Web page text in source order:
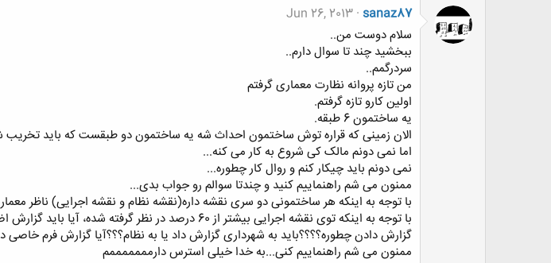
sanaz87
Jun 26, 2013
سلام دوست من..
ببخشید چند تا سوال دارم..
سردرگمم..
من تازه پروانه نظارت معماری گرفتم
اولین کارو تازه گرفتم.
یه ساختمون 6 طبقه.
الان زمینی که قراره توش ساختمون احداث شه یه ساختمون دو طبقست که باید تخریب
اما نمی دونم مالک کی شروع به کار می کنه...
نمی دونم باید چیکار کنم و روال کار چطوره...
ممنون می شم راهنماییم کنید و چندتا سوالم رو جواب بدی...
با توجه به اینکه هر ساختمونی دو سری نقشه داره(نقشه نظام و نقشه اجرایی) ناظر
با توجه به اینکه توی نقشه اجرایی بیشتر از 60 درصد در نظر گرفته شده، آیا باید گزارش اضافه زیربنا رو به شهرداری اعلام کنم؟
گزارش دادن چطوره؟؟؟؟باید به شهرداری گزارش داد یا به نظام؟؟؟آیا گزارش فرم خاصی
ممنون می شم راهنماییم کنی...به خدا خیلی استرس دارمممممممم